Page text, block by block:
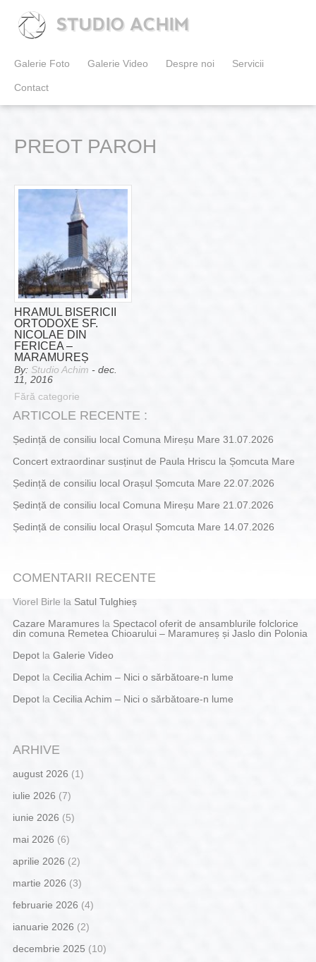
STUDIO ACHIM
Galerie Foto Galerie Video Despre noi Servicii
Contact
PREOT PAROH
HRAMUL BISERICII
ORTODOXE SF.
NICOLAE DIN
FERICEA –
MARAMUREȘ
By: Studio Achim - dec.
11, 2016
Fără categorie
ARTICOLE RECENTE :
Ședință de consiliu local Comuna Mireșu Mare 31.07.2026
Concert extraordinar susținut de Paula Hriscu la Șomcuta Mare
Ședință de consiliu local Orașul Șomcuta Mare 22.07.2026
Ședință de consiliu local Comuna Mireșu Mare 21.07.2026
Ședință de consiliu local Orașul Șomcuta Mare 14.07.2026
COMENTARII RECENTE
Viorel Birle la Satul Tulghieș
Cazare Maramuresla Spectacol oferit de ansamblurile folclorice
din comuna Remetea Chioarului – Maramureș și Jaslo din Polonia
Depotla Galerie Video
Depotla Cecilia Achim – Nici o sărbătoare-n lume
Depotla Cecilia Achim – Nici o sărbătoare-n lume
ARHIVE
august 2026 (1)
iulie 2026 (7)
iunie 2026 (5)
mai 2026 (6)
aprilie 2026 (2)
martie 2026 (3)
februarie 2026 (4)
ianuarie 2026 (2)
decembrie 2025 (10)